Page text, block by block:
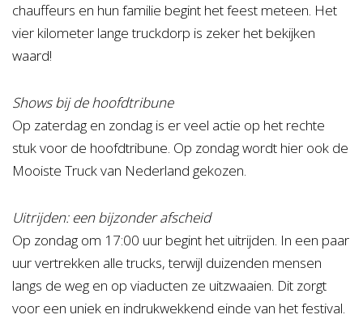
chauffeurs en hun familie begint het feest meteen. Het
vier kilometer lange truckdorp is zeker het bekijken
waard!
Shows bij de hoofdtribune
Op zaterdag en zondag is er veel actie op het rechte
stuk voor de hoofdtribune. Op zondag wordt hier ook de
Mooiste Truck van Nederland gekozen.
Uitrijden: een bijzonder afscheid
Op zondag om 17:00 uur begint het uitrijden. In een paar
uur vertrekken alle trucks, terwijl duizenden mensen
langs de weg en op viaducten ze uitzwaaien. Dit zorgt
voor een uniek en indrukwekkend einde van het festival.